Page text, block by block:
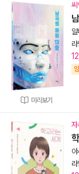
미리보기
씨
알
라
자
아
라